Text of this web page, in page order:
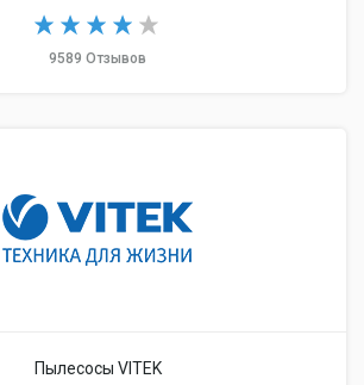
9589 Отзывов
Пылесосы VITEK